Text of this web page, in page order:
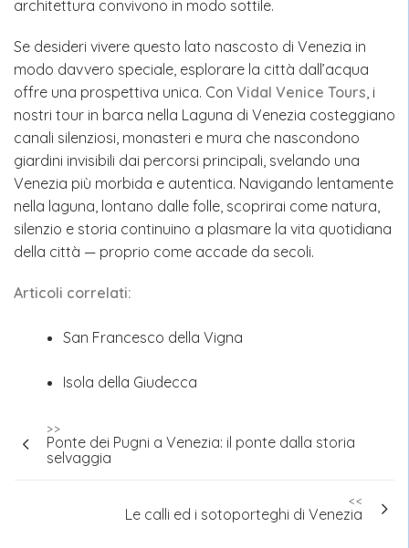
architettura convivono in modo sottile.
Se desideri vivere questo lato nascosto di Venezia in
modo davvero speciale, esplorare la città dall’acqua
offre una prospettiva unica. Con Vidal Venice Tours, i
nostri tour in barca nella Laguna di Venezia costeggiano
canali silenziosi, monasteri e mura che nascondono
giardini invisibili dai percorsi principali, svelando una
Venezia più morbida e autentica. Navigando lentamente
nella laguna, lontano dalle folle, scoprirai come natura,
silenzio e storia continuino a plasmare la vita quotidiana
della città — proprio come accade da secoli.
Articoli correlati:
San Francesco della Vigna
Isola della Giudecca
Navigazione
articoli
>>
Ponte dei Pugni a Venezia: il ponte dalla storia
selvaggia
<<
Le calli ed i sotoporteghi di Venezia